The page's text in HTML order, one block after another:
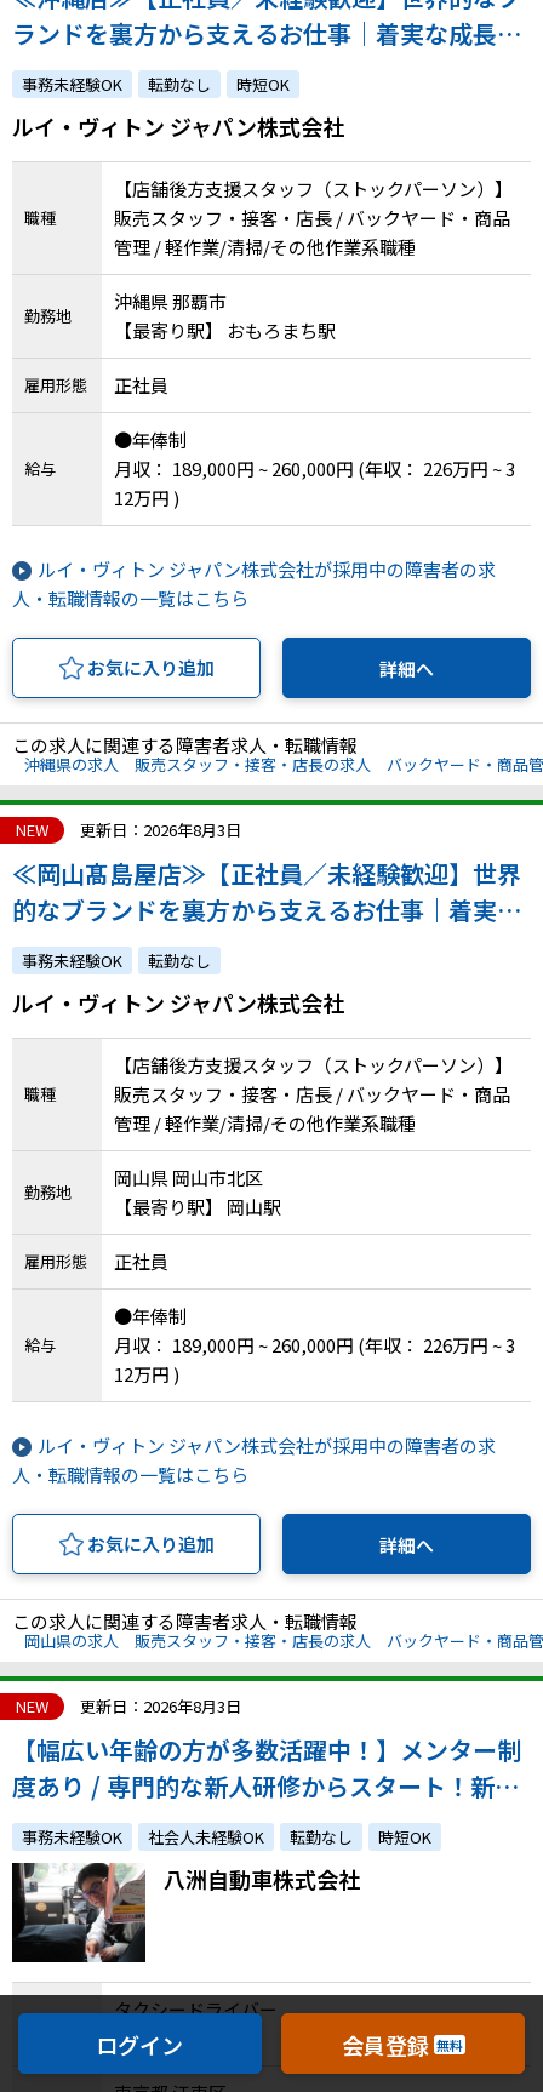
ランドを裏方から支えるお仕事｜着実な成長を
実感できる環境です！｜atGPからの採用実績あ
り
事務未経験OK 転勤なし 時短OK
ルイ・ヴィトン ジャパン株式会社
職種
【店舗後方支援スタッフ（ストックパーソン）】
販売スタッフ・接客・店長 / バックヤード・商品
管理 / 軽作業/清掃/その他作業系職種
勤務地
沖縄県 那覇市
【最寄り駅】 おもろまち駅
雇用形態 正社員
給与
●年俸制
月収： 189,000円 ~ 260,000円 (年収： 226万円 ~ 3
12万円 )
ルイ・ヴィトン ジャパン株式会社が採用中の障害者の求
人・転職情報の一覧はこちら
お気に入り追加 詳細へ
この求人に関連する障害者求人・転職情報
沖縄県の求人 販売スタッフ・接客・店長の求人 バックヤード・商品
NEW 更新日：2026年8月3日
≪岡山髙島屋店≫【正社員／未経験歓迎】世界
的なブランドを裏方から支えるお仕事｜着実な
成長を実感できる環境です！｜atGPからの採用
実績あり
事務未経験OK 転勤なし
ルイ・ヴィトン ジャパン株式会社
職種
【店舗後方支援スタッフ（ストックパーソン）】
販売スタッフ・接客・店長 / バックヤード・商品
管理 / 軽作業/清掃/その他作業系職種
勤務地
岡山県 岡山市北区
【最寄り駅】 岡山駅
雇用形態 正社員
給与
●年俸制
月収： 189,000円 ~ 260,000円 (年収： 226万円 ~ 3
12万円 )
ルイ・ヴィトン ジャパン株式会社が採用中の障害者の求
人・転職情報の一覧はこちら
お気に入り追加 詳細へ
この求人に関連する障害者求人・転職情報
岡山県の求人 販売スタッフ・接客・店長の求人 バックヤード・商品
NEW 更新日：2026年8月3日
【幅広い年齢の方が多数活躍中！】メンター制
度あり / 専門的な新人研修からスタート！新し
い業務にチャレンジしたい方ぜひご応募くださ
い。
事務未経験OK 社会人未経験OK 転勤なし 時短OK
八洲自動車株式会社
タクシードライバー
その他
ログイン 会員登録 無料